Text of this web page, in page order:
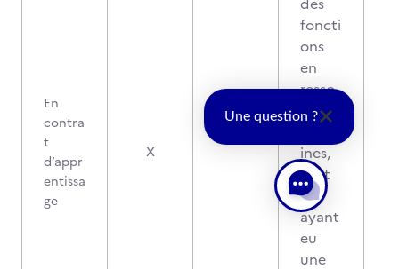
En
contra
t
d’appr
entissa
ge
X
foncti
ons
en
resso
urces
ines,
tout
en
ayant
eu
une
Une question ?